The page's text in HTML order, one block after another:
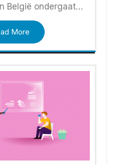
België ondergaat…
More